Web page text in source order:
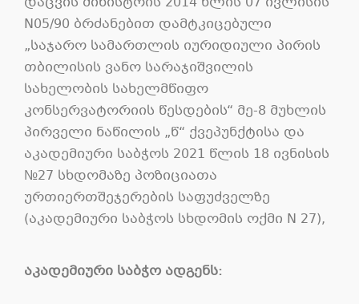
N05/90 ბრძანებით დამტკიცებული
„საჯარო სამართლის იურიდიული პირის
თბილისის ვანო სარაჯიშვილის
სახელობის სახელმწიფო
კონსერვატორიის წესდების“ მე-8 მუხლის
პირველი ნაწილის „წ“ ქვეპუნქტისა და
აკადემიური საბჭოს 2021 წლის 18 ივნისის
№27 სხდომაზე პოზიციათა
ურთიერთშეჯერების საფუძველზე
(აკადემიური საბჭოს სხდომის ოქმი N 27),
აკადემიური საბჭო ადგენს: